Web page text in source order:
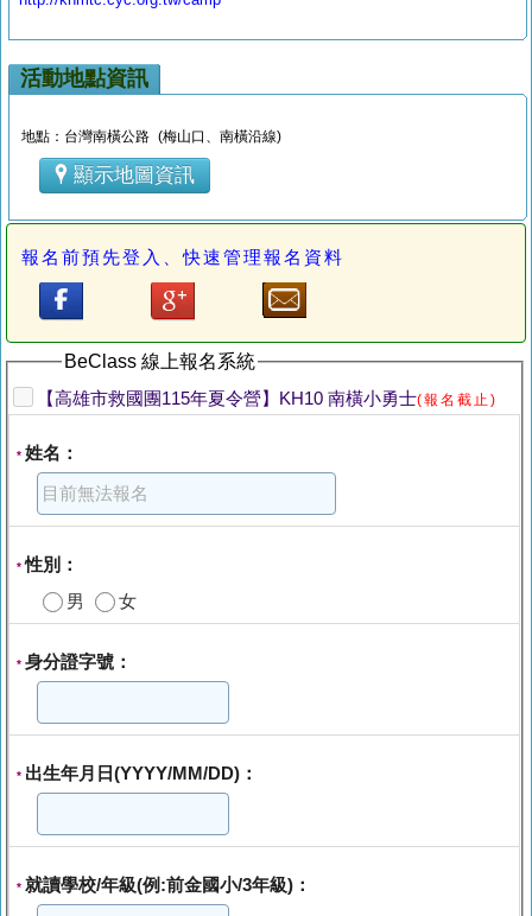
活動地點資訊
地點：台灣南橫公路 (梅山口、南橫沿線)
顯示地圖資訊
報名前預先登入、快速管理報名資料
BeClass 線上報名系統
【高雄市救國團115年夏令營】KH10 南橫小勇士(報名截止)
* 姓名：
*性別：
男
女
* 身分證字號：
* 出生年月日(YYYY/MM/DD)：
* 就讀學校/年級(例:前金國小/3年級)：